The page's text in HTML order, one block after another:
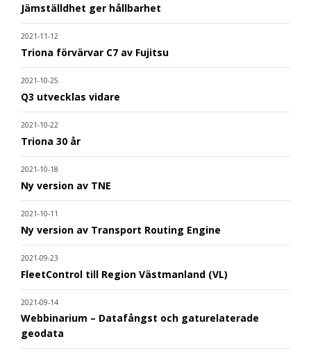
Jämställdhet ger hållbarhet
2021-11-12
Triona förvärvar C7 av Fujitsu
2021-10-25
Q3 utvecklas vidare
2021-10-22
Triona 30 år
2021-10-18
Ny version av TNE
2021-10-11
Ny version av Transport Routing Engine
2021-09-23
FleetControl till Region Västmanland (VL)
2021-09-14
Webbinarium – Datafångst och gaturelaterade
geodata